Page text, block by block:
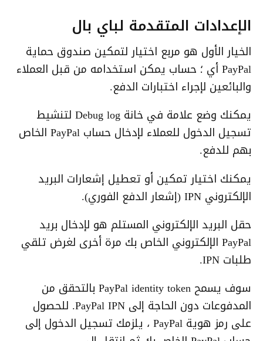
الإعدادات المتقدمة لباي بال
الخيار الأول هو مربع اختيار لتمكين صندوق حماية
PayPal أي ؛ حساب يمكن استخدامه من قبل العملاء
والبائعين لإجراء اختبارات الدفع.
يمكنك وضع علامة في خانة Debug log لتنشيط
تسجيل الدخول للعملاء لإدخال حساب PayPal الخاص
بهم للدفع.
يمكنك اختيار تمكين أو تعطيل إشعارات البريد
الإلكتروني IPN (إشعار الدفع الفوري).
حقل البريد الإلكتروني المستلم هو لإدخال بريد
PayPal الإلكتروني الخاص بك مرة أخرى لغرض تلقي
طلبات IPN.
سوف يسمح PayPal identity token بالتحقق من
المدفوعات دون الحاجة إلى PayPal IPN. للحصول
على رمز هوية PayPal ، يلزمك تسجيل الدخول إلى